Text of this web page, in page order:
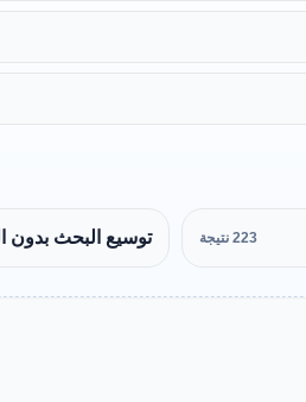
223 نتيجة توسيع البحث بدون